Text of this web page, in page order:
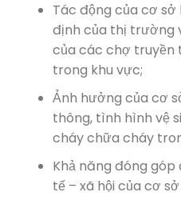
Tác động của cơ
định của thị trường
của các chợ truyền
trong khu vực;
Ảnh hưởng của cơ
thông, tình hình vệ
cháy chữa cháy
Khả năng đóng
tế – xã hội của cơ